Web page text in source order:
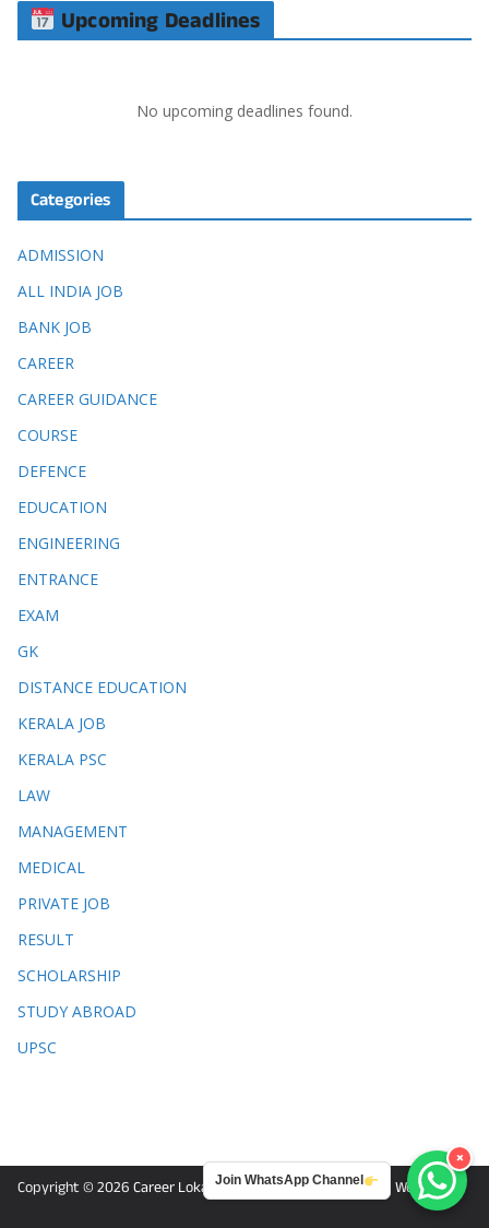
Upcoming Deadlines
No upcoming deadlines found.
Categories
ADMISSION
ALL INDIA JOB
BANK JOB
CAREER
CAREER GUIDANCE
COURSE
DEFENCE
EDUCATION
ENGINEERING
ENTRANCE
EXAM
GK
DISTANCE EDUCATION
KERALA JOB
KERALA PSC
LAW
MANAGEMENT
MEDICAL
PRIVATE JOB
RESULT
SCHOLARSHIP
STUDY ABROAD
UPSC
Copyright © 2026 Career Lokam. Powered byColorMagand WordPress .
Join WhatsApp Channel
×